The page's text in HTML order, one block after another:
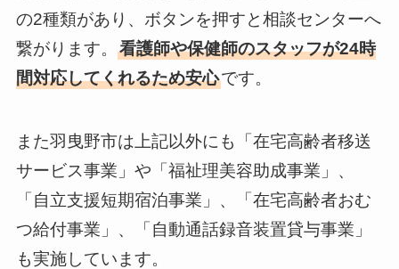
の2種類があり、ボタンを押すと相談センターへ
繋がります。 看護師や保健師のスタッフが24時
間対応してくれるため安心です。
また羽曳野市は上記以外にも「在宅高齢者移送
サービス事業」や「福祉理美容助成事業」、
「自立支援短期宿泊事業」、「在宅高齢者おむ
つ給付事業」、「自動通話録音装置貸与事業」
も実施しています。